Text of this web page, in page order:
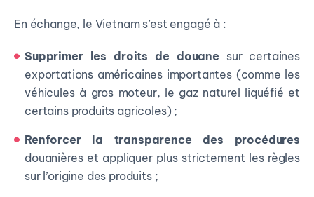
En échange, le Vietnam s’est engagé à :
Supprimer les droits de douane sur certaines
exportations américaines importantes (comme les
véhicules à gros moteur, le gaz naturel liquéfié et
certains produits agricoles) ;
Renforcer la transparence des procédures
douanières et appliquer plus strictement les règles
sur l’origine des produits ;